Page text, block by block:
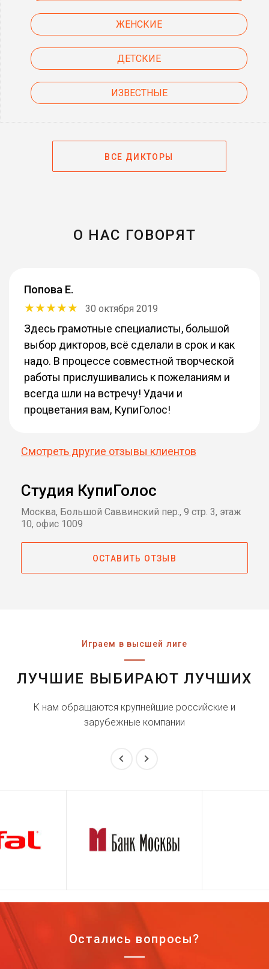
ЖЕНСКИЕ
ДЕТСКИЕ
ИЗВЕСТНЫЕ
ВСЕ ДИКТОРЫ
О НАС ГОВОРЯТ
Попова Е.
30 октября 2019
Здесь грамотные специалисты, большой
выбор дикторов, всё сделали в срок и как
надо. В процессе совместной творческой
работы прислушивались к пожеланиям и
всегда шли на встречу! Удачи и
процветания вам, КупиГолос!
Смотреть другие отзывы клиентов
Студия КупиГолос
Москва, Большой Саввинский пер., 9 стр. 3, этаж
10, офис 1009
ОСТАВИТЬ ОТЗЫВ
Играем в высшей лиге
ЛУЧШИЕ ВЫБИРАЮТ ЛУЧШИХ
К нам обращаются крупнейшие российские и
зарубежные компании
Остались вопросы?